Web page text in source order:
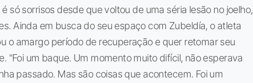
só sorrisos desde que voltou de uma séria lesão no joelho,
Ainda em busca do seu espaço com Zubeldía, o atleta
o amargo período de recuperação e quer retomar seu
"Foi um baque. Um momento muito difícil, não esperava
passado. Mas são coisas que acontecem. Foi um